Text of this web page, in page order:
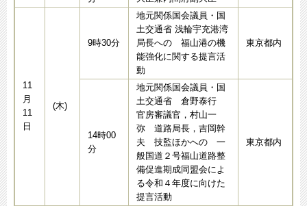
11
月
11
日
(木)
9時30分
地元関係国会議員・国
土交通省 浅輪宇充港湾
局長への 福山港の機
能強化に関する提言活
動
東京都内
14時00
分
地元関係国会議員・国
土交通省 倉野泰行
官房審議官，村山一
弥 道路局長，吉岡幹
夫 技監ほかへの 一
般国道２号福山道路整
備促進期成同盟会によ
る令和４年度に向けた
提言活動
東京都内